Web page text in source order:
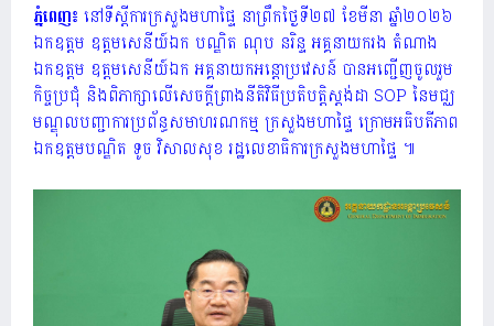
ភ្នំពេញ៖នៅទីស្ដីការក្រសួងមហាផ្ទៃ នាព្រឹកថ្ងៃទី២៧ ខែមីនា ឆ្នាំ២០២៦
ឯកឧត្ដម ឧត្តមសេនីយ៍ឯក បណ្ឌិត ណុប នរិន្ទ អគ្គនាយករង តំណាង
ឯកឧត្តម ឧត្តមសេនីយ៍ឯក អគ្គនាយកអន្តោប្រវេសន៍ បានអញ្ជើញចូលរួម
កិច្ចប្រជុំ និងពិភាក្សាលើសេចក្តីព្រាងនីតិវិធីប្រតិបត្តិស្តង់ដា SOP នៃមជ្ឈ
មណ្ឌុលបញ្ជាការប្រព័ន្ធសមាហរណកម្ម ក្រសួងមហាផ្ទៃ ក្រោមអធិបតីភាព
ឯកឧត្តមបណ្ឌិត ទូច វិសាលសុខ រដ្ឋលេខាធិការក្រសួងមហាផ្ទៃ ៕